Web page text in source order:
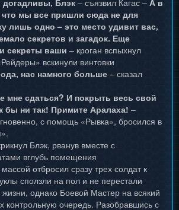
Блэк – съязвил Кагас – А в
мы все пришли сюда не для
лишь одно – это место удивит вас,
секретов и загадок. Еще
секреты ваши – кроган вспыхнул
вскинули винтовки
нас намного больше – сказал
мне сдаться? И покрыть весь свой
бы ни так! Примите Аралаха! –
с помощь «Рывка», бросился в
Блэк, рванув вместе с
вглубь помещения
отбросил сразу трех солдат к
сползли на пол и не перестали
жизни, однако Боевой Мастер на всякий
контрольную очередь. Разобравшись с